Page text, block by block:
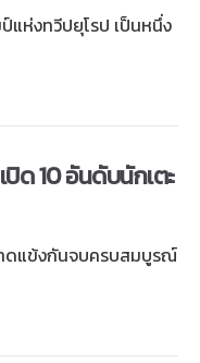
แห่งทวีปยุโรป เป็นหนึ่ง
ด 10 อันดับนักเตะ
ดแข้งกันจบครบสมบูรณ์